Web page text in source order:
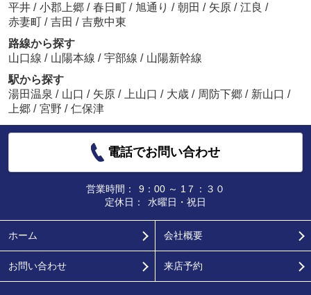
平井 / 小郡上郷 / 春日町 / 旭通り / 朝田 / 矢原 / 江良 /
赤妻町 / 吉田 / 吉敷中東
路線から探す
山口線 / 山陽本線 / 宇部線 / 山陽新幹線
駅から探す
湯田温泉 / 山口 / 矢原 / 上山口 / 大歳 / 周防下郷 / 新山口 /
上郷 / 宮野 / 仁保津
電話でお問い合わせ
営業時間：
9：00 ～ 1７：３０
定休日：
水曜日・祝日
ホーム 会社概要
お問い合わせ 来店予約